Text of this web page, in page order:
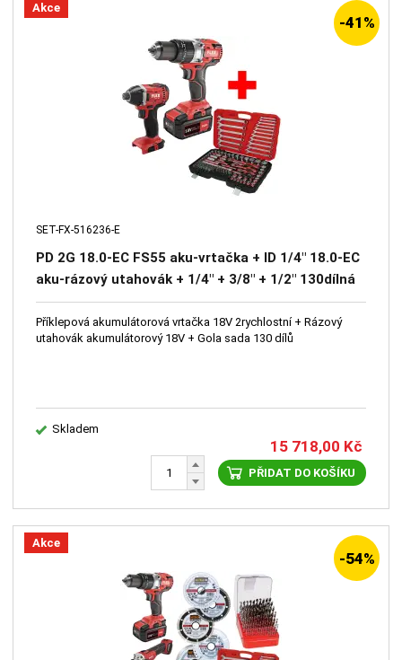
Akce
-41%
SET-FX-516236-E
PD 2G 18.0-EC FS55 aku-vrtačka + ID 1/4" 18.0-EC
aku-rázový utahovák + 1/4" + 3/8" + 1/2" 130dílná
sada nářadí 4-32mm, 3 ráčny a klíče
Příklepová akumulátorová vrtačka 18V 2rychlostní + Rázový
utahovák akumulátorový 18V + Gola sada 130 dílů
Skladem
15 718,00 Kč
PŘIDAT DO KOŠÍKU
Akce
-54%